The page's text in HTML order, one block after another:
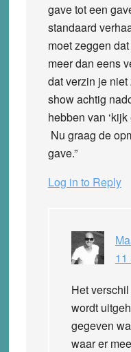
gave tot een
standaard
moet zeggen
meer dan eens
dat verzin je
show achtig
hebben van
Nu graag de
gave.”
Log in to Reply
11
Het
wordt
gegeven
waar er